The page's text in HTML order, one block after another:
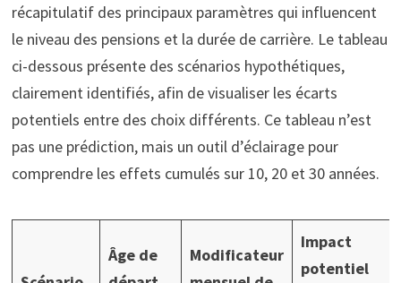
récapitulatif des principaux paramètres qui influencent
le niveau des pensions et la durée de carrière. Le tableau
ci-dessous présente des scénarios hypothétiques,
clairement identifiés, afin de visualiser les écarts
potentiels entre des choix différents. Ce tableau n’est
pas une prédiction, mais un outil d’éclairage pour
comprendre les effets cumulés sur 10, 20 et 30 années.
Âge de
Modificateur
Impact
potentiel